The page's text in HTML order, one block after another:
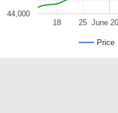
Price
June
18 25
44,000